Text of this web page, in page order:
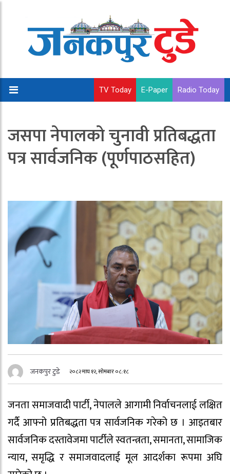
TV Today E-Paper Radio Today
जसपा नेपालको चुनावी प्रतिबद्धता
पत्र सार्वजनिक (पूर्णपाठसहित)
जनकपुर टुडे २०८२ माघ १२, सोमबार ०८:१८
जनता समाजवादी पार्टी, नेपालले आगामी निर्वाचनलाई लक्षित
गर्दै आफ्नो प्रतिबद्धता पत्र सार्वजनिक गरेको छ । आइतबार
सार्वजनिक दस्तावेजमा पार्टीले स्वतन्त्रता, समानता, सामाजिक
न्याय, समृद्धि र समाजवादलाई मूल आदर्शका रूपमा अघि